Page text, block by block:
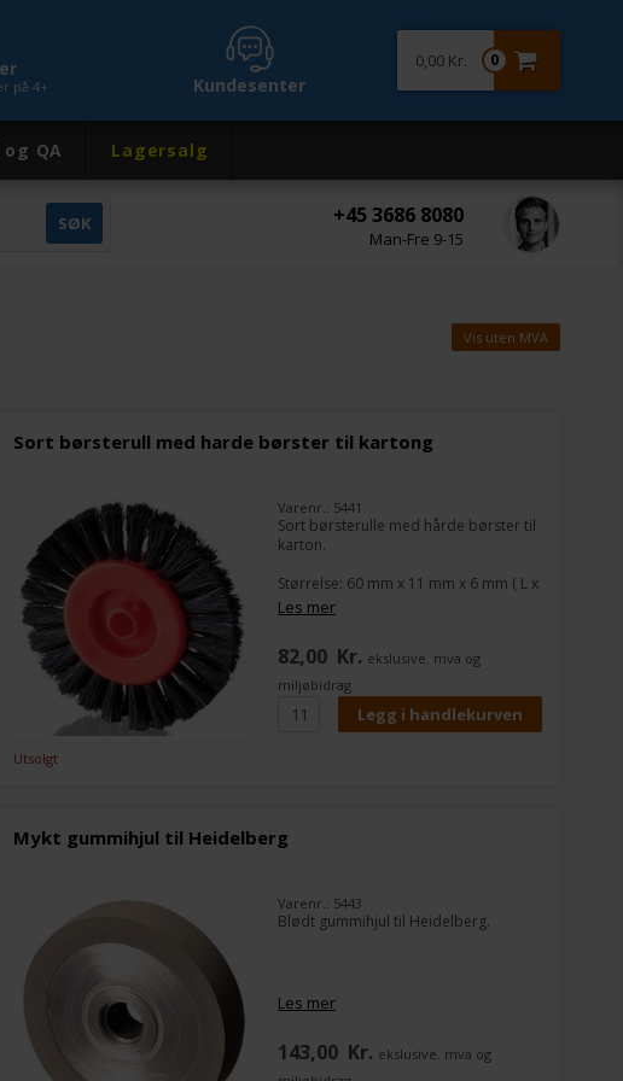
på 4+
+45 3686 8080
Man-Fre 9-15
Kundesenter
0
0,00 Kr.
QA Lagersalg
Vis uten MVA
Sort børsterull med harde børster til kartong
Utsolgt
Varenr.: 5441
Sort børsterulle med hårde børster til
karton.
Størrelse: 60 mm x 11 mm x 6 mm ( L x
B x H ) H = Hulstørrelse
Heidelberg SM 102
Heidelberg SM 74
Heidelberg SM 72
Heidelbergs artikel nr. 66.891.006
Les mer
82,00 Kr. ekslusive. mva og
miljøbidrag
Mykt gummihjul til Heidelberg
Varenr.: 5443
Blødt gummihjul til Heidelberg.
Les mer
143,00 Kr. ekslusive. mva og